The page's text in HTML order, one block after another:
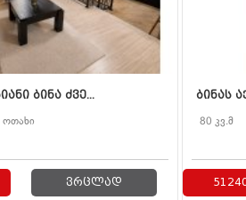
ბინა ძვე...
ოთახი
ვრცლად
ბინას
80 კვ.მ